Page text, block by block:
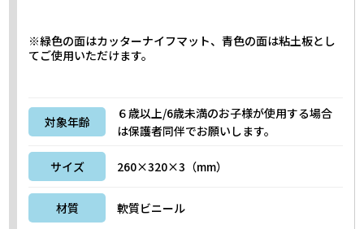
※緑色の面はカッターナイフマット、青色の面は粘土板とし
てご使用いただけます。
対象年齢
６歳以上/6歳未満のお子様が使用する場合
は保護者同伴でお願いします。
サイズ 260×320×3（mm）
材質 軟質ビニール